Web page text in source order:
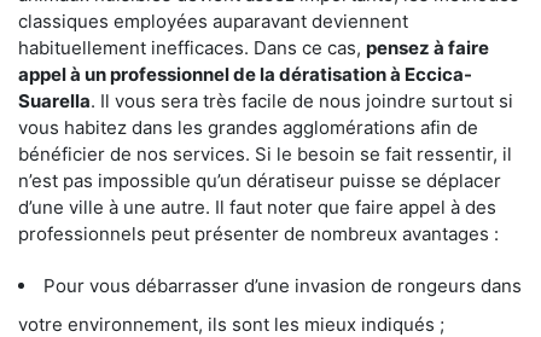
classiques employées auparavant deviennent
habituellement inefficaces. Dans ce cas, pensez à faire
appel à un professionnel de la dératisation à Eccica-
Suarella. Il vous sera très facile de nous joindre surtout si
vous habitez dans les grandes agglomérations afin de
bénéficier de nos services. Si le besoin se fait ressentir, il
n’est pas impossible qu’un dératiseur puisse se déplacer
d’une ville à une autre. Il faut noter que faire appel à des
professionnels peut présenter de nombreux avantages :
Pour vous débarrasser d’une invasion de rongeurs dans
votre environnement, ils sont les mieux indiqués ;